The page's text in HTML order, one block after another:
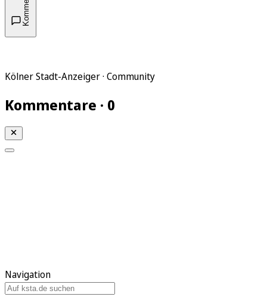
Kölner Stadt-Anzeiger · Community
Kommentare · 0
Navigation